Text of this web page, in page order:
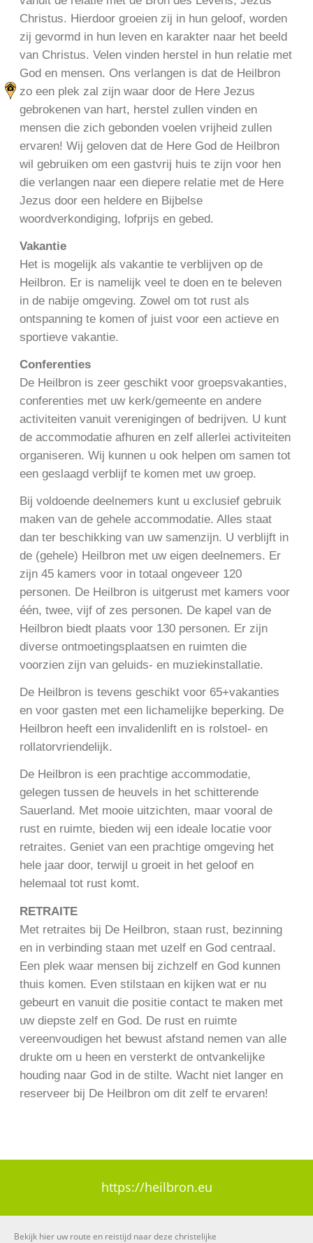
Christus. Hierdoor groeien zij in hun geloof, worden
zij gevormd in hun leven en karakter naar het beeld
van Christus. Velen vinden herstel in hun relatie met
God en mensen. Ons verlangen is dat de Heilbron
zo een plek zal zijn waar door de Here Jezus
gebrokenen van hart, herstel zullen vinden en
mensen die zich gebonden voelen vrijheid zullen
ervaren! Wij geloven dat de Here God de Heilbron
wil gebruiken om een gastvrij huis te zijn voor hen
die verlangen naar een diepere relatie met de Here
Jezus door een heldere en Bijbelse
woordverkondiging, lofprijs en gebed.
Vakantie
Het is mogelijk als vakantie te verblijven op de
Heilbron. Er is namelijk veel te doen en te beleven
in de nabije omgeving. Zowel om tot rust als
ontspanning te komen of juist voor een actieve en
sportieve vakantie.
Conferenties
De Heilbron is zeer geschikt voor groepsvakanties,
conferenties met uw kerk/gemeente en andere
activiteiten vanuit verenigingen of bedrijven. U kunt
de accommodatie afhuren en zelf allerlei activiteiten
organiseren. Wij kunnen u ook helpen om samen tot
een geslaagd verblijf te komen met uw groep.
Bij voldoende deelnemers kunt u exclusief gebruik
maken van de gehele accommodatie. Alles staat
dan ter beschikking van uw samenzijn. U verblijft in
de (gehele) Heilbron met uw eigen deelnemers. Er
zijn 45 kamers voor in totaal ongeveer 120
personen. De Heilbron is uitgerust met kamers voor
één, twee, vijf of zes personen. De kapel van de
Heilbron biedt plaats voor 130 personen. Er zijn
diverse ontmoetingsplaatsen en ruimten die
voorzien zijn van geluids- en muziekinstallatie.
De Heilbron is tevens geschikt voor 65+vakanties
en voor gasten met een lichamelijke beperking. De
Heilbron heeft een invalidenlift en is rolstoel- en
rollatorvriendelijk.
De Heilbron is een prachtige accommodatie,
gelegen tussen de heuvels in het schitterende
Sauerland. Met mooie uitzichten, maar vooral de
rust en ruimte, bieden wij een ideale locatie voor
retraites. Geniet van een prachtige omgeving het
hele jaar door, terwijl u groeit in het geloof en
helemaal tot rust komt.
RETRAITE
Met retraites bij De Heilbron, staan rust, bezinning
en in verbinding staan met uzelf en God centraal.
Een plek waar mensen bij zichzelf en God kunnen
thuis komen. Even stilstaan en kijken wat er nu
gebeurt en vanuit die positie contact te maken met
uw diepste zelf en God. De rust en ruimte
vereenvoudigen het bewust afstand nemen van alle
drukte om u heen en versterkt de ontvankelijke
houding naar God in de stilte. Wacht niet langer en
reserveer bij De Heilbron om dit zelf te ervaren!
https://heilbron.eu
Bekijk hier uw route en reistijd naar deze christelijke